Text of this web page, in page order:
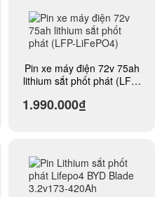
Pin xe máy điện 72v 75ah
lithium sắt phốt phát (LFP-
1.990.000₫